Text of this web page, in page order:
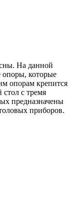
На данной
опоры, которые
опорам крепится
стол с тремя
предназначены
приборов.